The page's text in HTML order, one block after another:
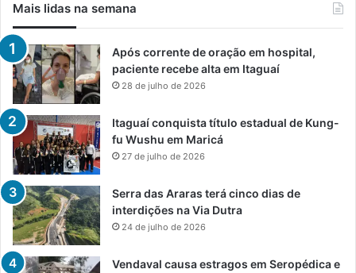
Mais lidas na semana
Após corrente de oração em hospital,
paciente recebe alta em Itaguaí
28 de julho de 2026
Itaguaí conquista título estadual de Kung-
fu Wushu em Maricá
27 de julho de 2026
Serra das Araras terá cinco dias de
interdições na Via Dutra
24 de julho de 2026
Vendaval causa estragos em Seropédica e